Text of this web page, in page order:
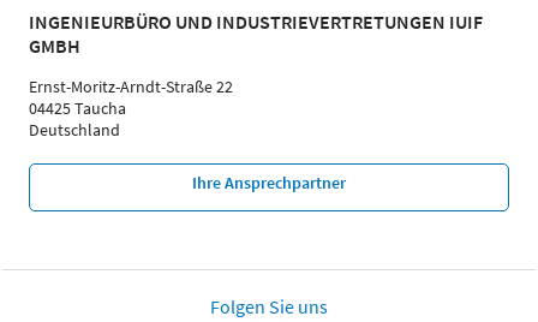
INGENIEURBÜRO UND INDUSTRIEVERTRETUNGEN IUIF
GMBH
Ernst-Moritz-Arndt-Straße 22
04425 Taucha
Deutschland
Ihre Ansprechpartner
Folgen Sie uns